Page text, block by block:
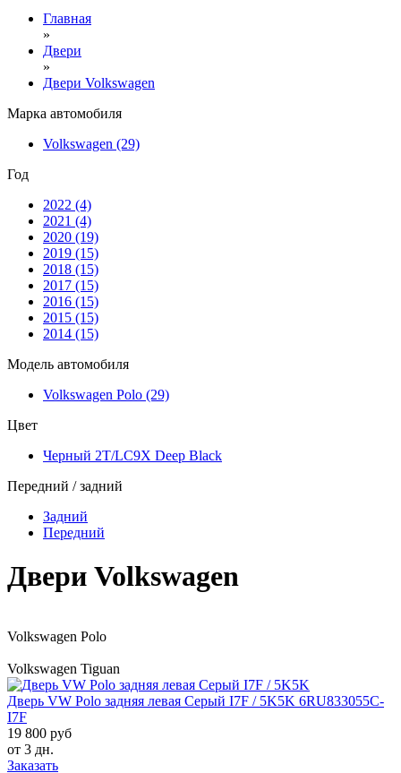
Главная
»
Двери
»
Двери Volkswagen
Марка автомобиля
Volkswagen (29)
Год
2022 (4)
2021 (4)
2020 (19)
2019 (15)
2018 (15)
2017 (15)
2016 (15)
2015 (15)
2014 (15)
Модель автомобиля
Volkswagen Polo (29)
Цвет
Черный 2T/LC9X Deep Black
Передний / задний
Задний
Передний
Двери Volkswagen
Volkswagen Polo
Volkswagen Tiguan
Дверь VW Polo задняя левая Серый I7F / 5K5K 6RU833055C-
I7F
19 800 руб
от 3 дн.
Заказать